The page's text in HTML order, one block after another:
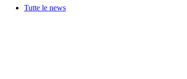
Tutte le news